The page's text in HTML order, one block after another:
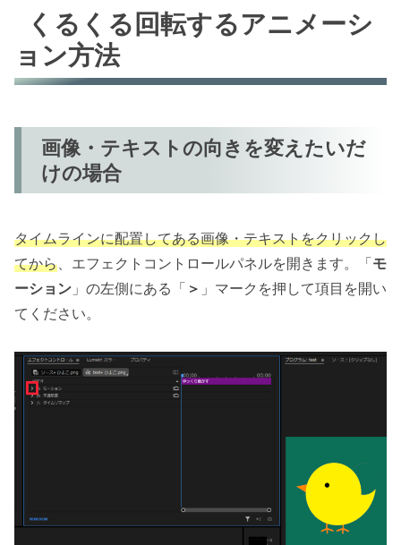
くるくる回転するアニメーシ
ョン方法
画像・テキストの向きを変えたいだ
けの場合
タイムラインに配置してある画像・テキストをクリックし
てから、エフェクトコントロールパネルを開きます。「モ
ーション 」の左側にある「 ＞ 」マークを押して項目を開い
てください。